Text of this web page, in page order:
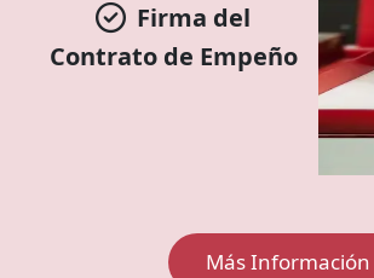
Firma del
Contrato de Empeño
Más Información